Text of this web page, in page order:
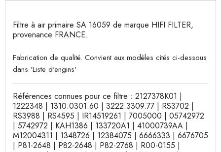
Filtre à air primaire SA 16059 de marque HIFI FILTER,
provenance FRANCE.
Fabrication de qualité. Convient aux modèles cités ci-dessous
dans 'Liste d'engins'
Références connues pour ce filtre : 2127378K01 |
1222348 | 1310.0301.60 | 3222.3309.77 | RS3702 |
RS3988 | RS4595 | IR14519261 | 7005000 | 05742972
| 5742972 | KAH1386 | 133720A1 | 41000739AA |
M12004311 | 1348726 | 12384075 | 6666333 | 6676705
| P81-2648 | P82-2648 | P82-2768 | R00-0155 |